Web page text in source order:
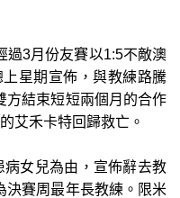
過3月份友賽以1:5不敵澳
星期宣佈，與教練路騰
方結束短短兩個月的合作
艾禾卡特回歸救亡。
女兒為由，宣佈辭去教
決賽周最年長教練。限米